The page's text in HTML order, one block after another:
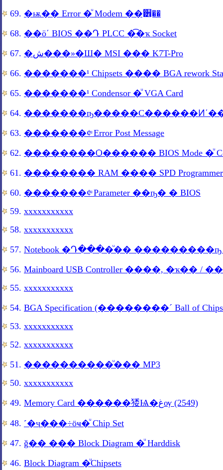
69. �ѭ�� Error �ͧ Modem ��੾��
68. ��öʹ BIOS ��Դ PLCC �͡�ҡ Socket
67.
�ش���»�Ш� MSI ��� K7T-Pro
66. �������¹ Chipsets ���� BGA rework
65. �������¹ Condensor �ͧ VGA Card
64.
63. �������¢ͧ Error Post Message
62.
61. �������� RAM ���� SPD Programmer
60. �������¢ͧ Parameter ��ҧ� � BIOS
59. xxxxxxxxxxx
58. xxxxxxxxxxx
57. Notebook �Դ����ͧ�� ���������ҧ
56. Mainboard USB Controller ����, �ҡ�� /
55. xxxxxxxxxxx
54. BGA Specification (��������´ Ball of
53. xxxxxxxxxxx
52. xxxxxxxxxxx
51. ����������ͧ��� MP3
50. xxxxxxxxxxx
49.
Memory Card ������㹻Ѩ�غѹ (2549)
48. ˹�ҷ���÷ӧҹ�ͧ Chip Set
47. ǧ�� ��� Block Diagram �ͧ Harddisk
46. Block Diagram �ͧChipsets